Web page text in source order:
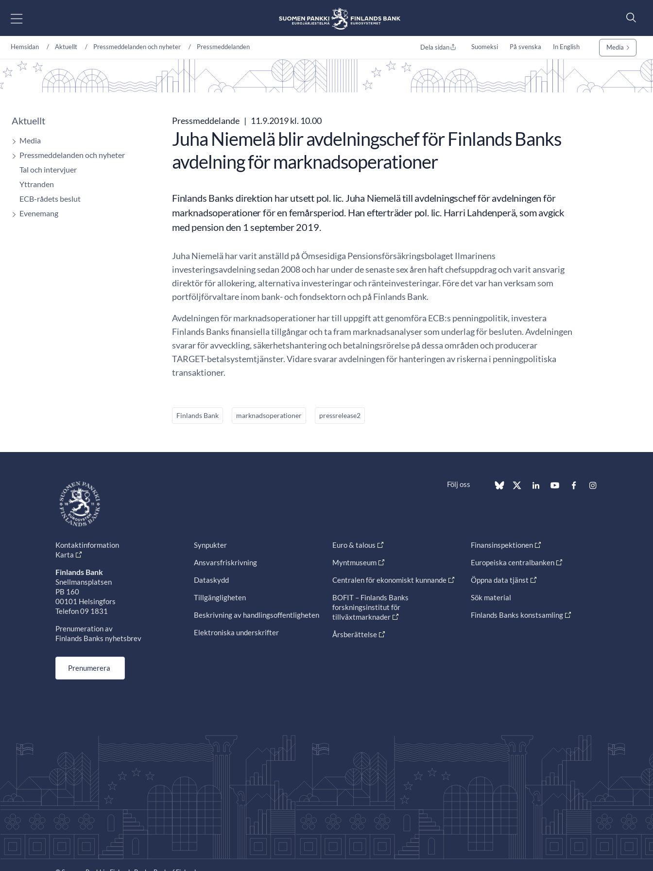
Hemsidan Aktuellt Pressmeddelanden och nyheter Pressmeddelanden Dela sidan Suomeksi På svenska In English Media
Aktuellt
Media
Pressmeddelanden och nyheter
Tal och intervjuer
Yttranden
ECB-rådets beslut
Evenemang
Pressmeddelande | 11.9.2019 kl. 10.00
Juha Niemelä blir avdelningschef för Finlands Banks
avdelning för marknadsoperationer
Finlands Banks direktion har utsett pol. lic. Juha Niemelä till avdelningschef för avdelningen för
marknadsoperationer för en femårsperiod. Han efterträder pol. lic. Harri Lahdenperä, som avgick
med pension den 1 september 2019.
Juha Niemelä har varit anställd på Ömsesidiga Pensionsförsäkringsbolaget Ilmarinens
investeringsavdelning sedan 2008 och har under de senaste sex åren haft chefsuppdrag och varit ansvarig
direktör för allokering, alternativa investeringar och ränteinvesteringar. Före det var han verksam som
portföljförvaltare inom bank- och fondsektorn och på Finlands Bank.
Avdelningen för marknadsoperationer har till uppgift att genomföra ECB:s penningpolitik, investera
Finlands Banks finansiella tillgångar och ta fram marknadsanalyser som underlag för besluten. Avdelningen
svarar för avveckling, säkerhetshantering och betalningsrörelse på dessa områden och producerar
TARGET-betalsystemtjänster. Vidare svarar avdelningen för hanteringen av riskerna i penningpolitiska
transaktioner.
Finlands Bank marknadsoperationer pressrelease2
Följ oss
Kontaktinformation
Karta
Finlands Bank
Snellmansplatsen
PB 160
00101 Helsingfors
Telefon 09 1831
Prenumeration av
Finlands Banks nyhetsbrev
Prenumerera
Synpukter
Ansvarsfriskrivning
Dataskydd
Tillgängligheten
Beskrivning av handlingsoffentligheten
Elektroniska underskrifter
Euro & talous
Myntmuseum
Centralen för ekonomiskt kunnande
BOFIT – Finlands Banks
forskningsinstitut för
tillväxtmarknader
Årsberättelse
Finansinspektionen
Europeiska centralbanken
Öppna data tjänst
Sök material
Finlands Banks konstsamling